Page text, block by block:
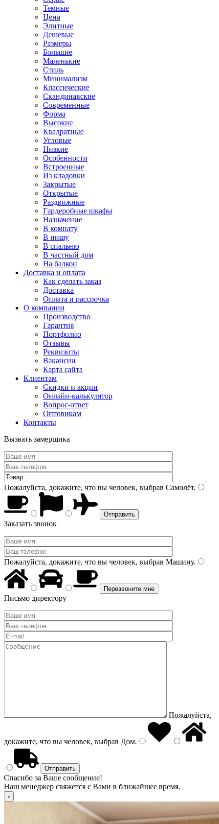
Темные
Цена
Элитные
Дешевые
Размеры
Большие
Маленькие
Стиль
Минимализм
Классические
Скандинавские
Современные
Форма
Высокие
Квадратные
Угловые
Низкие
Особенности
Встроенные
Из кладовки
Закрытые
Открытые
Раздвижные
Гардеробные шкафы
Назначение
В комнату
В нишу
В спальню
В частный дом
На балкон
Доставка и оплата
Как сделать заказ
Доставка
Оплата и рассрочка
О компании
Производство
Гарантия
Портфолио
Отзывы
Реквизиты
Вакансии
Карта сайта
Клиентам
Скидки и акции
Онлайн-калькулятор
Вопрос-ответ
Оптовикам
Контакты
Вызвать замерщика
Пожалуйста, докажите, что вы человек, выбрав Самолёт.
Заказать звонок
Пожалуйста, докажите, что вы человек, выбрав Машину.
Письмо директору
Пожалуйста,
докажите, что вы человек, выбрав Дом.
Спасибо за Ваше сообщение!
Наш менеджер свяжется с Вами в ближайшее время.